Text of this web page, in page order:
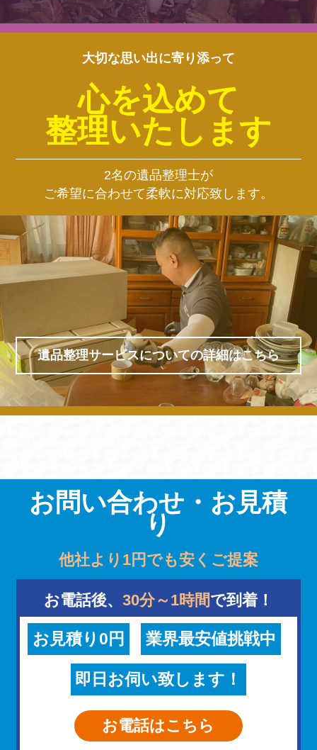
大切な思い出に寄り添って
心を込めて
整理いたします
2名の遺品整理士が
ご希望に合わせて柔軟に対応致します。
遺品整理サービスについての詳細はこちら
お問い合わせ・お見積
り
他社より1円でも安くご提案
お電話後、 30分～1時間で到着！
お見積り0円 業界最安値挑戦中
即日お伺い致します！
お電話はこちら